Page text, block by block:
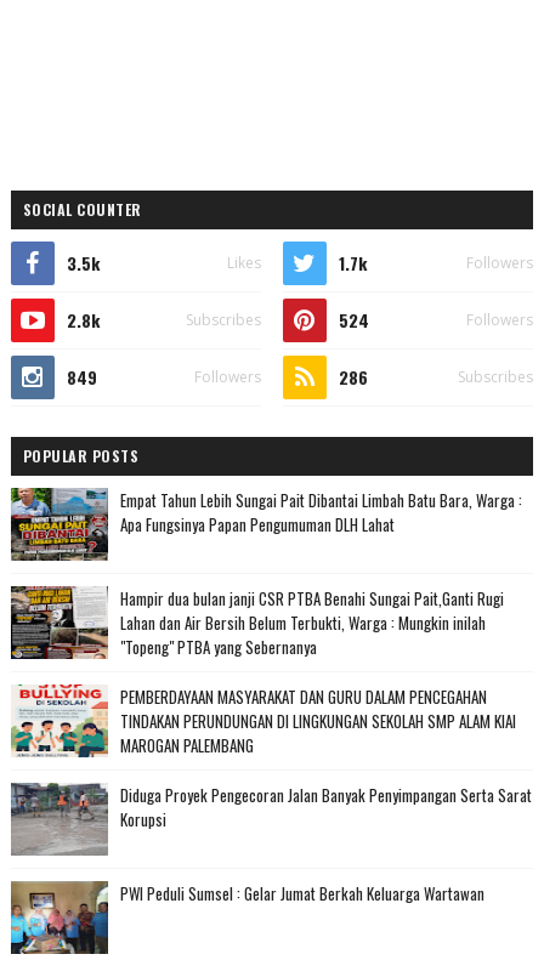
SOCIAL COUNTER
3.5k Likes 1.7k Followers
2.8k Subscribes 524 Followers
849 Followers 286 Subscribes
POPULAR POSTS
Empat Tahun Lebih Sungai Pait Dibantai Limbah Batu Bara, Warga :
Apa Fungsinya Papan Pengumuman DLH Lahat
Hampir dua bulan janji CSR PTBA Benahi Sungai Pait,Ganti Rugi
Lahan dan Air Bersih Belum Terbukti, Warga : Mungkin inilah
"Topeng" PTBA yang Sebernanya
PEMBERDAYAAN MASYARAKAT DAN GURU DALAM PENCEGAHAN
TINDAKAN PERUNDUNGAN DI LINGKUNGAN SEKOLAH SMP ALAM KIAI
MAROGAN PALEMBANG
Diduga Proyek Pengecoran Jalan Banyak Penyimpangan Serta Sarat
Korupsi
PWI Peduli Sumsel : Gelar Jumat Berkah Keluarga Wartawan